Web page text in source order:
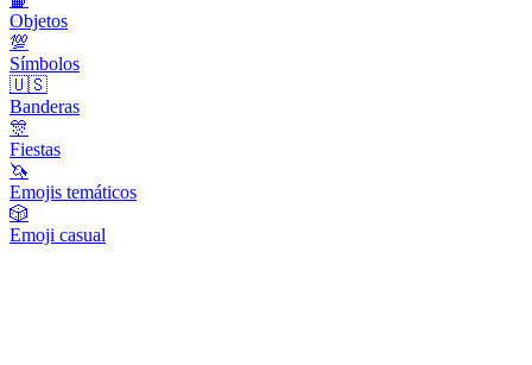
Objetos
💯
Símbolos
🇺🇸
Banderas
🎊
Fiestas
🦄
Emojis temáticos
🎲
Emoji casual